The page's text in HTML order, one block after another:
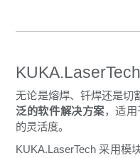
无论是熔焊、钎焊还是切
泛的软件解决方案，适
的灵活度。
KUKA.LaserTech 采用模